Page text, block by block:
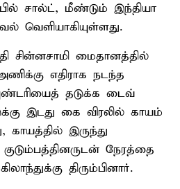
சால்ட், மீண்டும் இந்தியா
வெளியாகியுள்ளது.
சின்னசாமி மைதானத்தில்
எதிராக நடந்த
தடுக்க டைவ்
இடது கை விரலில் காயம்
காயத்தில் இருந்து
நேரத்தை
திரும்பினார்.